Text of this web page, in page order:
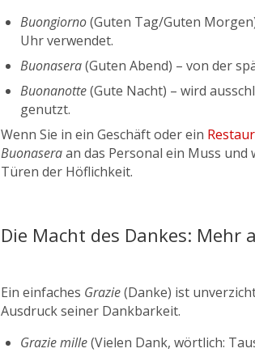
Buongiorno(Guten Tag/Guten
Uhr verwendet.
Buonasera(Guten Abend) – von der
Buonanotte(Gute Nacht) – wird
genutzt.
Wenn Sie in ein Geschäft oder ein
Buonaseraan das Personal ein Muss
Türen der Höflichkeit.
Die Macht des Dankes: Mehr
Ein einfaches Grazie(Danke) ist
Ausdruck seiner Dankbarkeit.
Grazie mille(Vielen Dank, wörtlich: